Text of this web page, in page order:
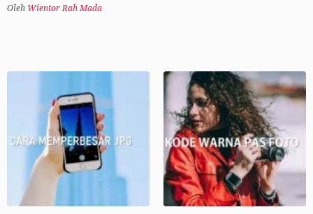
Oleh Wientor Rah Mada